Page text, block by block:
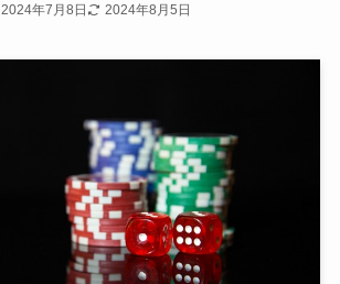
2024年7月8日 2024年8月5日